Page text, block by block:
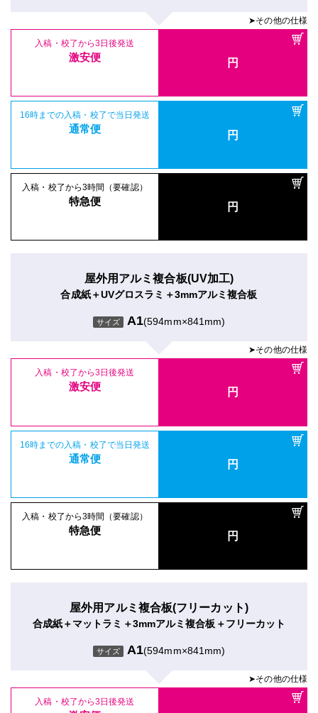
➤その他の仕様
入稿・校了から3日後発送
激安便 円
16時までの入稿・校了で当日発送
通常便 円
入稿・校了から3時間（要確認）
特急便 円
屋外用アルミ複合板(UV加工)
合成紙＋UVグロスラミ＋3mmアルミ複合板
サイズ A1(594mm×841mm)
➤その他の仕様
入稿・校了から3日後発送
激安便 円
16時までの入稿・校了で当日発送
通常便 円
入稿・校了から3時間（要確認）
特急便 円
屋外用アルミ複合板(フリーカット)
合成紙＋マットラミ＋3mmアルミ複合板＋フリーカット
サイズ A1(594mm×841mm)
➤その他の仕様
入稿・校了から3日後発送